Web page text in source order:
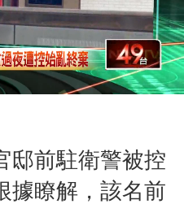
邸前駐衛警被控
據瞭解，該名前